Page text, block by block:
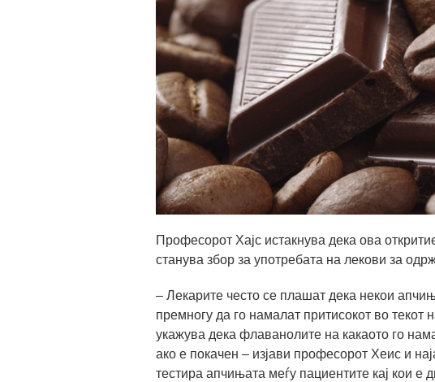
Професорот Хајс истакнува дека ова
станува збор за употребата на лекови за
– Лекарите често се плашат дека некои
премногу да го намалат притисокот во текот
укажува дека флаванолите на какаото го
ако е покачен – изјави професорот Хеис и
тестира апчињата меѓу пациентите кај кои е